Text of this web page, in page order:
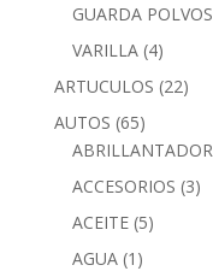
GUARDA POLVOS
VARILLA (4)
ARTUCULOS (22)
AUTOS (65)
ABRILLANTADOR
ACCESORIOS (3)
ACEITE (5)
AGUA (1)